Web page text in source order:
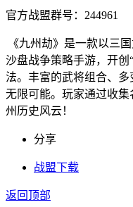
官方战盟群号：244961
《九州劫》是一款以三
沙盘战争策略手游，开创
法。丰富的武将组合、
无限可能。玩家通过收
州历史风云！
分享
战盟下载
返回顶部